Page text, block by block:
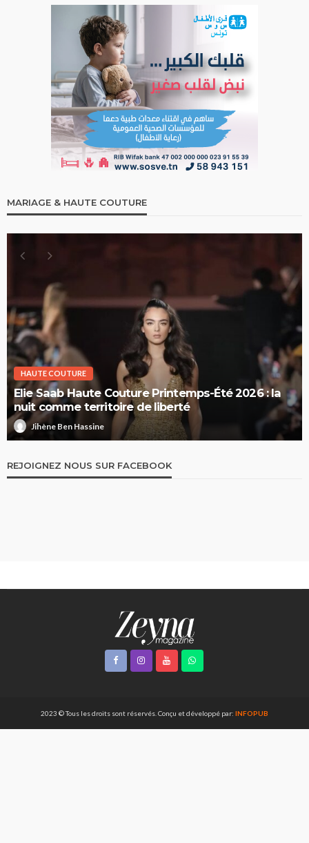
MARIAGE & HAUTE COUTURE
HAUTE COUTURE
Elie Saab Haute Couture Printemps-Été 2026 : la
nuit comme territoire de liberté
Jihène Ben Hassine
REJOIGNEZ NOUS SUR FACEBOOK
2023 © Tous les droits sont réservés. Conçu et développé par: INFOPUB